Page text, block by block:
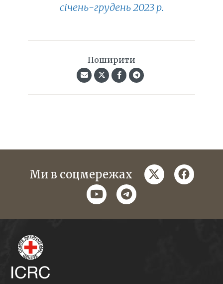
січень-грудень 2023 р.
Поширити
Ми в соцмережах twitter
youtubetelegram